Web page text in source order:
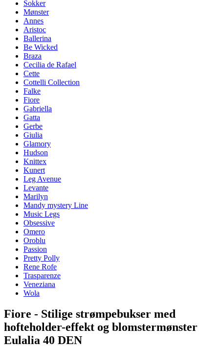
Sokker
Mønster
Annes
Aristoc
Ballerina
Be Wicked
Braza
Cecilia de Rafael
Cette
Cottelli Collection
Falke
Fiore
Gabriella
Gatta
Gerbe
Giulia
Glamory
Hudson
Knittex
Kunert
Leg Avenue
Levante
Marilyn
Mandy mystery Line
Music Legs
Obsessive
Omero
Oroblu
Passion
Pretty Polly
Rene Rofe
Trasparenze
Veneziana
Wola
Fiore - Stilige strømpebukser med
hofteholder-effekt og blomstermønster
Eulalia 40 DEN